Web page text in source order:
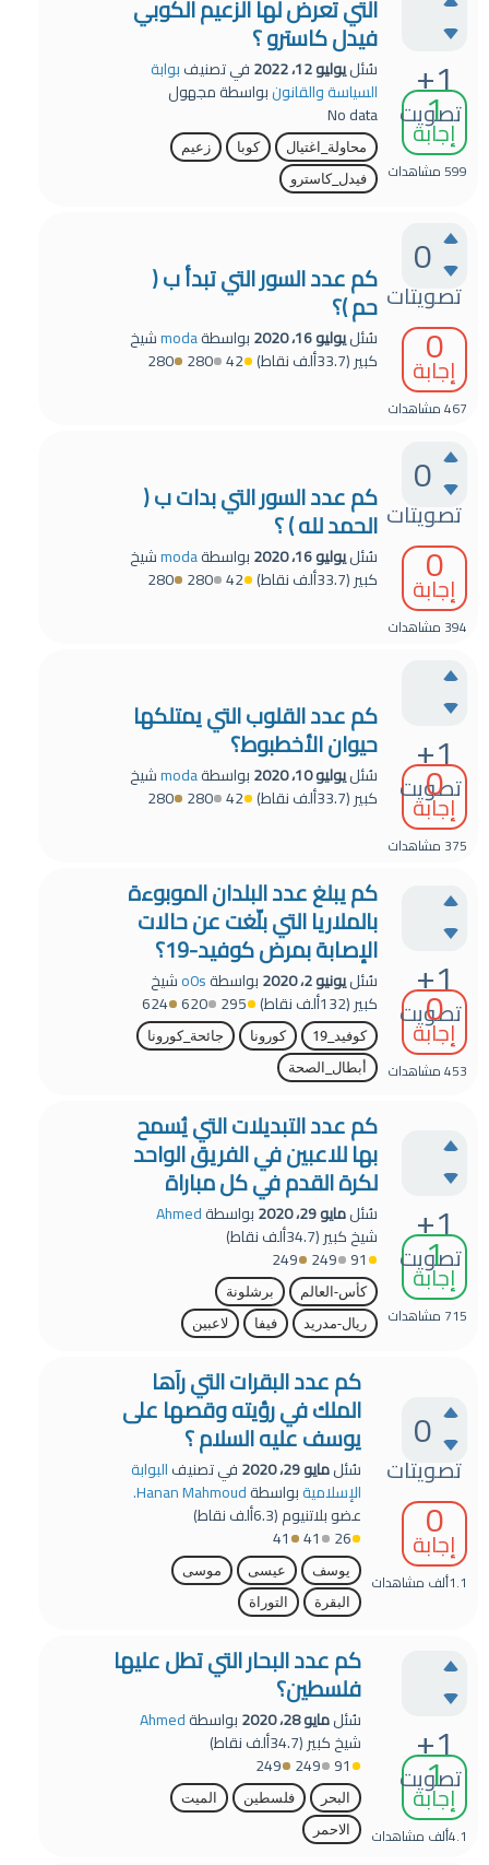
+1
تصويت
1
إجابة
599مشاهدات
التي تعرض لها الزعيم الكوبي
فيدل كاسترو ؟
سُئليوليو 12، 2022 في تصنيفبوابة
السياسة والقانونبواسطةمجهول
No data
محاولة_اغتيال كوبا
زعيم
فيدل_كاسترو
0
تصويتات
0
إجابة
467مشاهدات
كم عدد السور التي تبدأ ب (
حم )؟
سُئليوليو 16، 2020 بواسطةmodaشيخ
كبير(33.7ألف نقاط) 42
280
280
0
تصويتات
0
إجابة
394 مشاهدات
كم عدد السور التي بدات ب (
الحمد لله ) ؟
سُئليوليو 16، 2020 بواسطةmodaشيخ
كبير(33.7ألف نقاط) 42
280
280
+1
تصويت
0
إجابة
375 مشاهدات
كم عدد القلوب التي يمتلكها
حيوان الأخطبوط؟
سُئليوليو 10، 2020 بواسطةmodaشيخ
كبير(33.7ألف نقاط) 42
280
280
+1
تصويت
0
إجابة
453مشاهدات
كم يبلغ عدد البلدان الموبوءة
بالملاريا التي بلّغت عن حالات
الإصابة بمرض كوفيد-19؟
سُئليونيو 2، 2020 بواسطةo0sشيخ
كبير(132ألف نقاط) 295
620
624
كوفيد_19 كورونا
جائحة_كورونا
أبطال_الصحة
+1
تصويت
1
إجابة
715 مشاهدات
كم عدد التبديلات التي يُسمح
بها للاعبين في الفريق الواحد
لكرة القدم في كل مباراة
سُئلمايو 29، 2020 بواسطةAhmed
شيخ كبير(34.7ألف
نقاط)
91
249
249
كأس-العالم
برشلونة
ريال-مدريد
فيفا لاعبين
0
تصويتات
0
إجابة
1.1ألف مشاهدات
كم عدد البقرات التي رآها
الملك في رؤيته وقصها على
يوسف عليه السلام ؟
سُئلمايو 29، 2020 في تصنيفالبوابة
الإسلاميةبواسطةHanan Mahmoud.
عضو بلاتنيوم(6.3ألف
نقاط)
26
41
41
يوسف عيسى
موسى
البقرة
التوراة
+1
تصويت
1
إجابة
4.1ألف مشاهدات
كم عدد البحار التي تطل عليها
فلسطين؟
سُئلمايو 28، 2020 بواسطةAhmed
شيخ كبير(34.7ألف
نقاط)
91
249
249
البحر فلسطين
الميت
الاحمر